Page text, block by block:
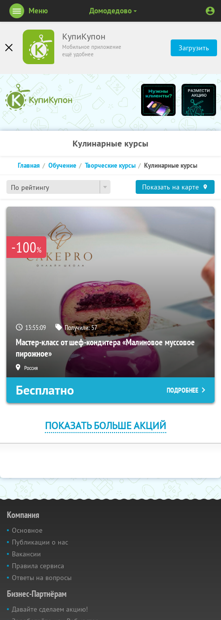
КупиКупон
Мобильное приложение
ещё удобнее
Загрузить
Меню Домодедово
Кулинарные курсы
По рейтингу
Главная Обучение Творческие курсы Кулинарные курсы
Показать на карте
-100%
13:55:09 Получили:57
Мастер-класс от шеф-кондитера «Малиновое муссовое
пирожное»
Россия
Бесплатно ПОДРОБНЕЕ
ПОКАЗАТЬ БОЛЬШЕ АКЦИЙ
Компания
Основное
Публикации о нас
Вакансии
Правила сервиса
Ответы на вопросы
Бизнес-Партнёрам
Давайте сделаем акцию!